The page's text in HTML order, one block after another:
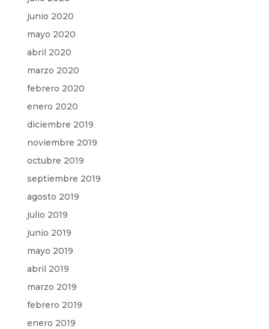
junio 2020
mayo 2020
abril 2020
marzo 2020
febrero 2020
enero 2020
diciembre 2019
noviembre 2019
octubre 2019
septiembre 2019
agosto 2019
julio 2019
junio 2019
mayo 2019
abril 2019
marzo 2019
febrero 2019
enero 2019